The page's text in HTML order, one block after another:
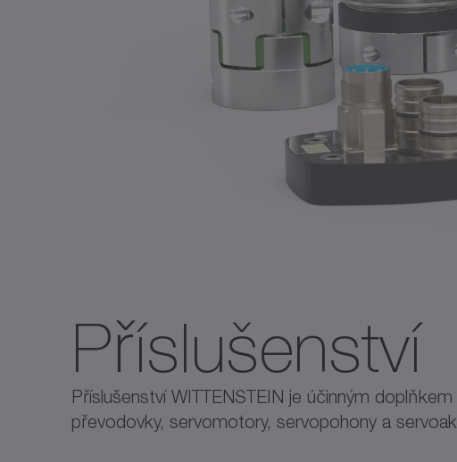
Příslušenství
Příslušenství WITTENSTEIN je účinným
převodovky, servomotory, servopohony a